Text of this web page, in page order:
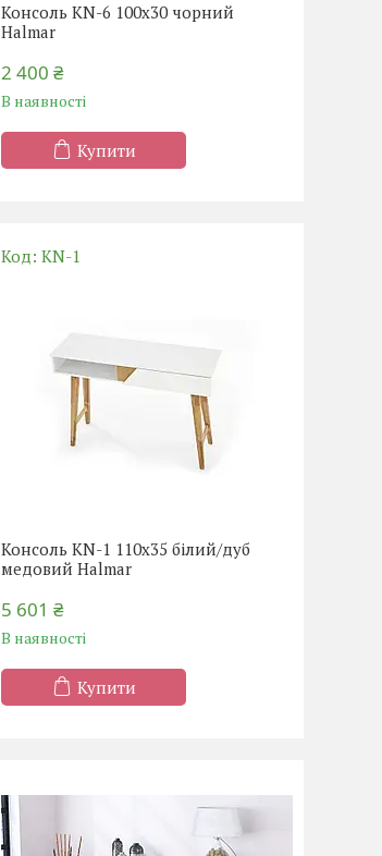
Консоль KN-6 100x30 чорний
Halmar
2 400 ₴
В наявності
Купити
KN-1
Консоль KN-1 110x35 білий/дуб
медовий Halmar
5 601 ₴
В наявності
Купити